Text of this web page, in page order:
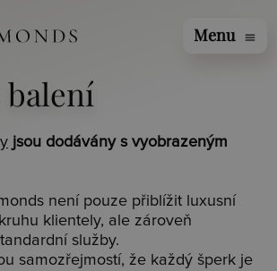
Menu menu
balení
jsou dodávány s vyobrazeným
není pouze přiblížit luxusní
klientely, ale zároveň
služby.
samozřejmostí, že každý šperk je